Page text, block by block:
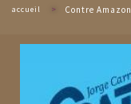
accueil > Contre Amazon